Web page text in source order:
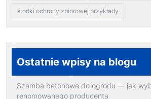
środki ochrony zbiorowej przykłady
Ostatnie wpisy na blogu
Szamba betonowe do ogrodu — jak
renomowanego producenta